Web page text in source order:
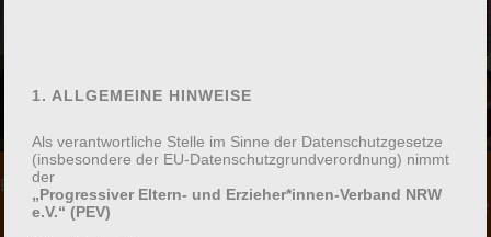
ZURÜCK
Bildungsangebote
für Familien
4931760info@pevnw.de
1. ALLGEMEINE HINWEISE
Als verantwortliche Stelle im Sinne der Datenschutzgesetze
(insbesondere der EU-Datenschutzgrundverordnung) nimmt
der
„Progressiver Eltern- und Erzieher*innen-Verband NRW
e.V.“ (PEV)